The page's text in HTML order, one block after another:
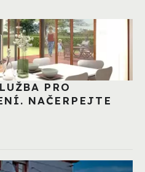
PRO
NAČERPEJTE